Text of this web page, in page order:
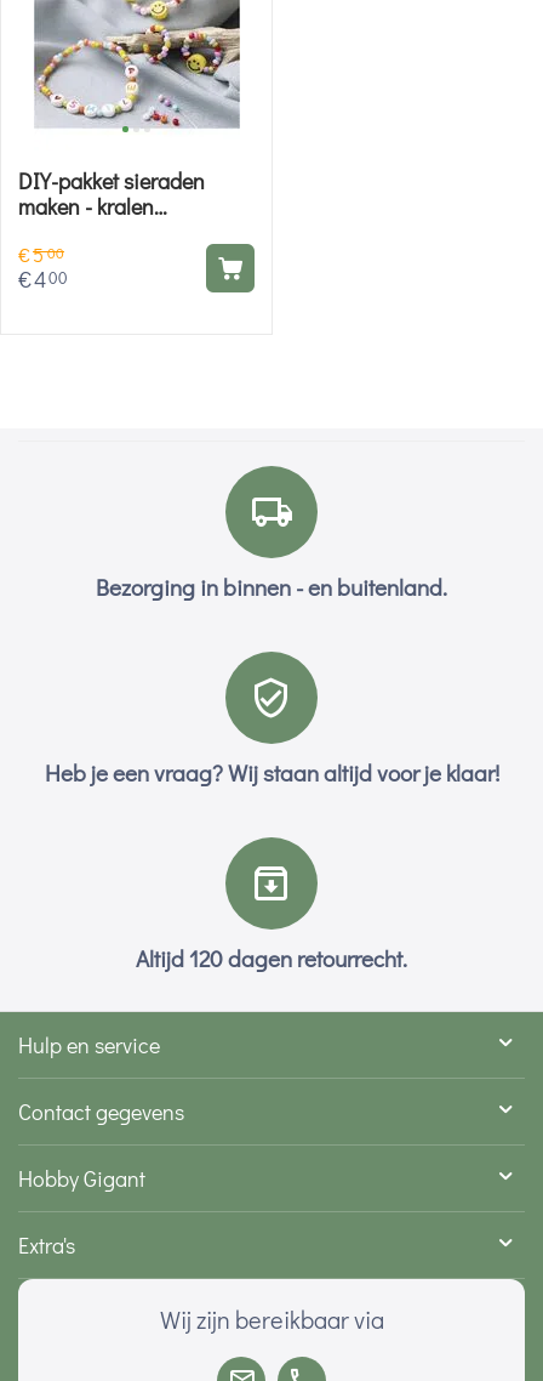
DIY-pakket sieraden
maken - kralen
€500
€400
Bezorging in binnen - en buitenland.
Heb je een vraag? Wij staan altijd voor je klaar!
Altijd 120 dagen retourrecht.
Hulp en service
Contact gegevens
Hobby Gigant
Extra's
Wij zijn bereikbaar via